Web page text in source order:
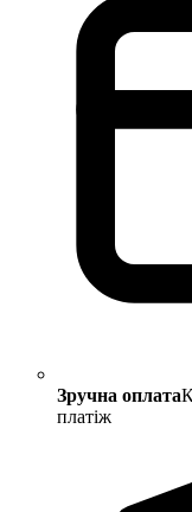
Зручна оплата
платіж